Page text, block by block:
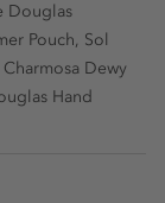
Douglas
Pouch, Sol
Dewy
Hand